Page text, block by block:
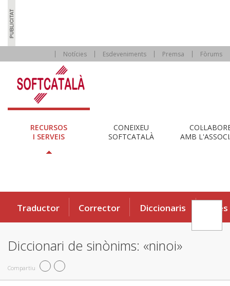
Notícies Esdeveniments Premsa Fòrums
RECURSOS
I SERVEIS
CONEIXEU
SOFTCATALÀ
AMB
Traductor Corrector Diccionaris Eines
Diccionari de sinònims: «ninoi»
Compartiu